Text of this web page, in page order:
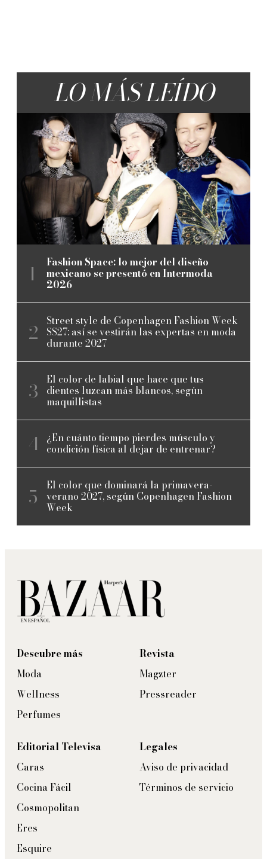
LO MÁS LEÍDO
Fashion Space: lo mejor del diseño
mexicano se presentó en Intermoda
2026
Street style de Copenhagen Fashion Week
SS27: así se vestirán las expertas en moda
durante 2027
El color de labial que hace que tus
dientes luzcan más blancos, según
maquillistas
¿En cuánto tiempo pierdes músculo y
condición física al dejar de entrenar?
El color que dominará la primavera-
verano 2027, según Copenhagen Fashion
Week
Descubre más
Moda
Wellness
Perfumes
Revista
Magzter
Pressreader
Editorial Televisa
Caras
Cocina Fácil
Cosmopolitan
Eres
Esquire
Legales
Aviso de privacidad
Términos de servicio